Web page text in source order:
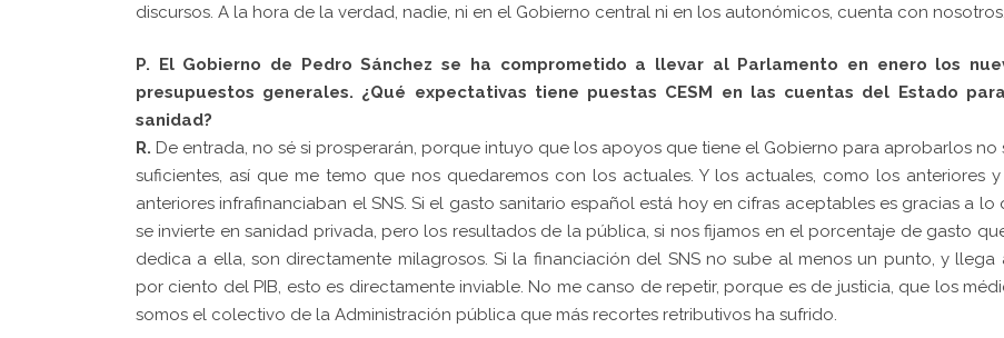
discursos. A la hora de la verdad, nadie, ni en el Gobierno central ni en los autonómicos, cuenta con nosotros.
P. El Gobierno de Pedro Sánchez se ha comprometido a llevar al Parlamento en enero los
presupuestos generales. ¿Qué expectativas tiene puestas CESM en las cuentas del Estado
sanidad?
R. De entrada, no sé si prosperarán, porque intuyo que los apoyos que tiene el Gobierno para aprobarlos no
suficientes, así que me temo que nos quedaremos con los actuales. Y los actuales, como los anteriores
anteriores infrafinanciaban el SNS. Si el gasto sanitario español está hoy en cifras aceptables es gracias a lo
se invierte en sanidad privada, pero los resultados de la pública, si nos fijamos en el porcentaje de gasto
dedica a ella, son directamente milagrosos. Si la financiación del SNS no sube al menos un punto, y llega
por ciento del PIB, esto es directamente inviable. No me canso de repetir, porque es de justicia, que los
somos el colectivo de la Administración pública que más recortes retributivos ha sufrido.